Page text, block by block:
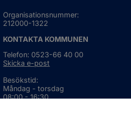
Organisationsnummer:
212000-1322
KONTAKTA KOMMUNEN
Telefon: 0523-66 40 00
Skicka e-post
Besökstid:
Måndag - torsdag
08:00 - 16:30